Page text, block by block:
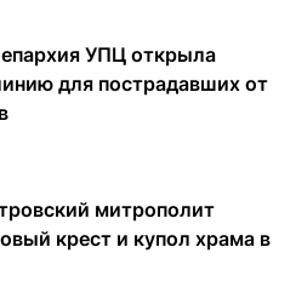
УПЦ открыла
для пострадавших от
митрополит
крест и купол храма в